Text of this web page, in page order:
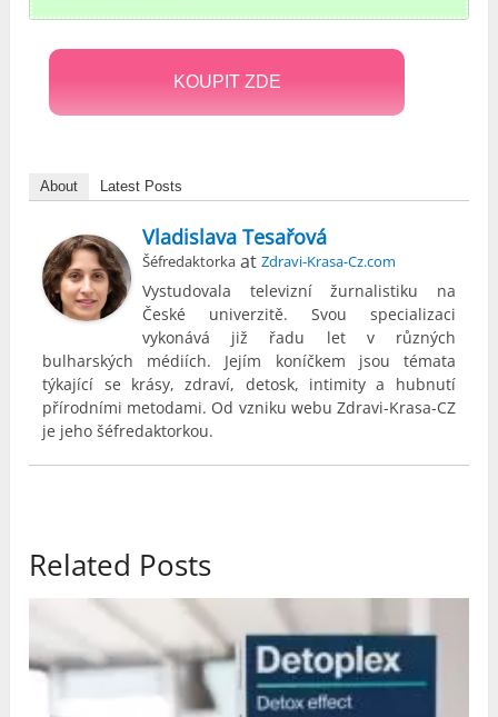
KOUPIT ZDE
About Latest Posts
Vladislava Tesařová
Šéfredaktorka atZdravi-Krasa-Cz.com
Vystudovala televizní žurnalistiku na
České univerzitě. Svou specializaci
vykonává již řadu let v různých
bulharských médiích. Jejím koníčkem jsou témata
týkající se krásy, zdraví, detosk, intimity a hubnutí
přírodními metodami. Od vzniku webu Zdravi-Krasa-CZ
je jeho šéfredaktorkou.
Related Posts